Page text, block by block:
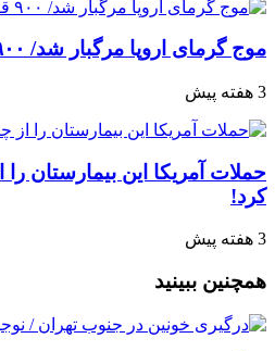
موج گرمای اروپا مرگبار شد/ ۹۰۰ قربانی در این کشور!
3 هفته پیش
حملات آمریکا این بیمارستان
کرد!
3 هفته پیش
همچنین ببینید